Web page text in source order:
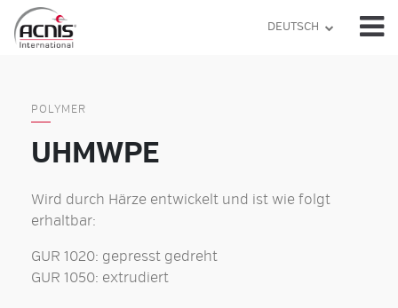
Skip
content
DEUTSCH
POLYMER
UHMWPE
Wird durch Härze entwickelt und ist wie folgt
erhaltbar:
GUR 1020: gepresst gedreht
GUR 1050: extrudiert